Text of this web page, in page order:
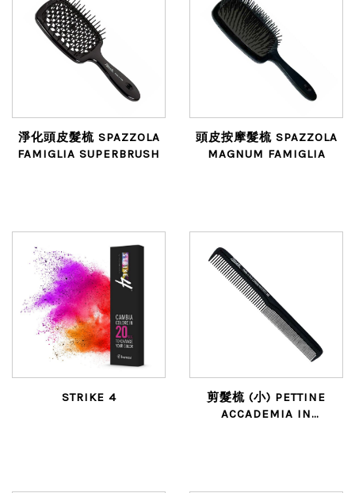
淨化頭皮髮梳 SPAZZOLA
FAMIGLIA SUPERBRUSH
頭皮按摩髮梳 SPAZZOLA
MAGNUM FAMIGLIA
STRIKE 4
剪髮梳 (小) PETTINE
ACCADEMIA IN